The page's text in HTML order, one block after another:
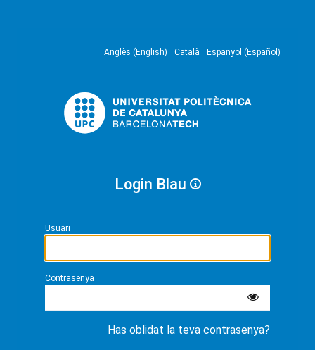
Anglès (English) Català Espanyol (Español)
Login Blau
Usuari
Contrasenya
Has oblidat la teva contrasenya?